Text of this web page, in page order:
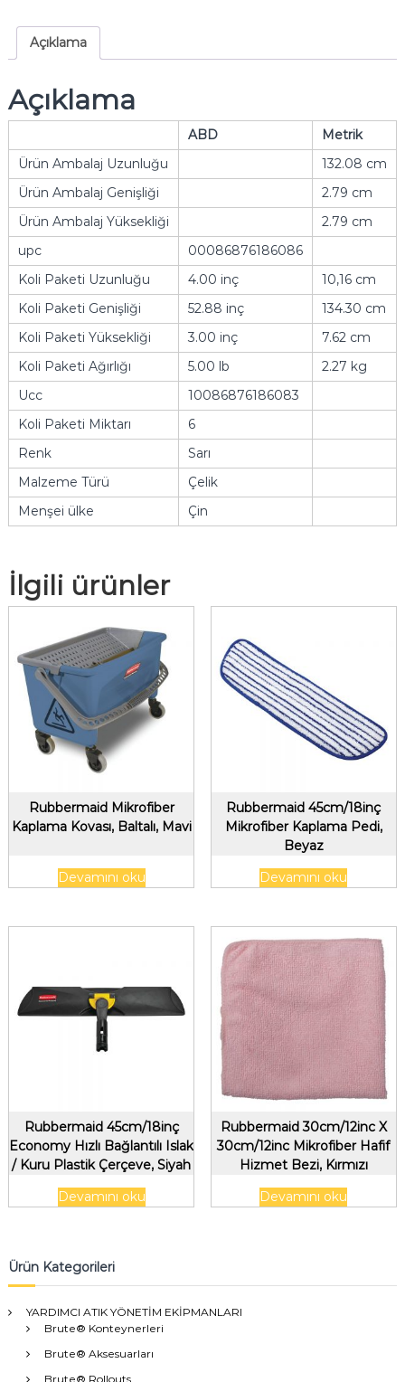
Açıklama
Açıklama
ABD
Metrik
Ürün Ambalaj Uzunluğu
132.08 cm
Ürün Ambalaj Genişliği
2.79 cm
Ürün Ambalaj Yüksekliği
2.79 cm
upc
00086876186086
Koli Paketi Uzunluğu
4.00 inç
10,16 cm
Koli Paketi Genişliği
52.88 inç
134.30 cm
Koli Paketi Yüksekliği
3.00 inç
7.62 cm
Koli Paketi Ağırlığı
5.00 lb
2.27 kg
Ucc
10086876186083
Koli Paketi Miktarı
6
Renk
Sarı
Malzeme Türü
Çelik
Menşei ülke
Çin
İlgili ürünler
Rubbermaid Mikrofiber
Kaplama Kovası, Baltalı, Mavi
Devamını oku
Rubbermaid 45cm/18inç
Mikrofiber Kaplama Pedi,
Beyaz
Devamını oku
Rubbermaid 45cm/18inç
Economy Hızlı Bağlantılı Islak
/ Kuru Plastik Çerçeve, Siyah
Devamını oku
Rubbermaid 30cm/12inc X
30cm/12inc Mikrofiber Hafif
Hizmet Bezi, Kırmızı
Devamını oku
Ürün Kategorileri
YARDIMCI ATIK YÖNETİM EKİPMANLARI
Brute® Konteynerleri
Brute® Aksesuarları
Brute® Rollouts